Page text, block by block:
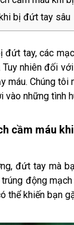
bị đứt tay sâu
đứt tay, các
Tuy nhiên đối
máu. Chúng
những tình
cầm máu
đứt tay mà
động
thể khiến bạn